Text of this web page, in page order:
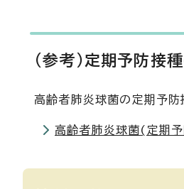
(参考)定期予防接
高齢者肺炎球菌の定期予防
高齢者肺炎球菌(定期